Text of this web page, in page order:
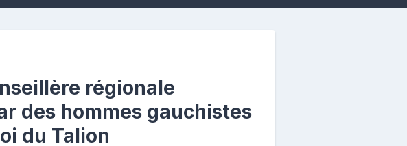
régionale
des hommes gauchistes
du Talion